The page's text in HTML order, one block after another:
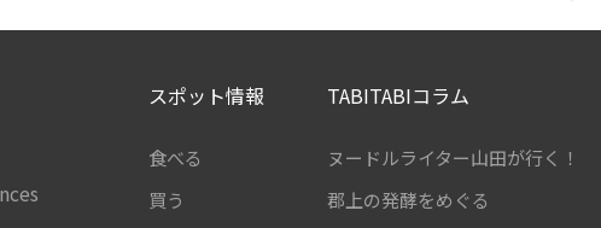
スポット情報
食べる
買う
TABITABIコラム
ヌードルライター山田が行く！
郡上の発酵をめぐる